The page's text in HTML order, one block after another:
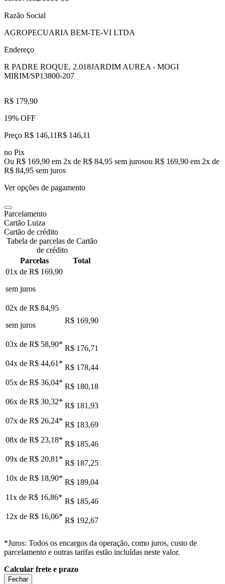
Razão Social
AGROPECUARIA BEM-TE-VI LTDA
Endereço
R PADRE ROQUE, 2.018JARDIM AUREA - MOGI
MIRIM/SP13800-207
R$ 179,90
19% OFF
Preço R$ 146,11R$ 146,11
no Pix
Ou R$ 169,90 em 2x de R$ 84,95 sem jurosou R$ 169,90 em 2x de
R$ 84,95 sem juros
Ver opções de pagamento
Parcelamento
Cartão Luiza
Cartão de crédito
Tabela de parcelas de Cartão
de crédito
Parcelas
Total
01x de R$ 169,90
sem juros
02x de R$ 84,95
sem juros
R$ 169,90
03x de R$ 58,90* R$ 176,71
04x de R$ 44,61 * R$ 178,44
05x de R$ 36,04* R$ 180,18
06x de R$ 30,32* R$ 181,93
07x de R$ 26,24* R$ 183,69
08x de R$ 23,18* R$ 185,46
09x de R$ 20,81 * R$ 187,25
10x de R$ 18,90* R$ 189,04
11x de R$ 16,86* R$ 185,46
12x de R$ 16,06* R$ 192,67
*Juros: Todos os encargos da operação, como juros, custo de
parcelamento e outras tarifas estão incluídas neste valor.
Calcular frete e prazo
Fechar